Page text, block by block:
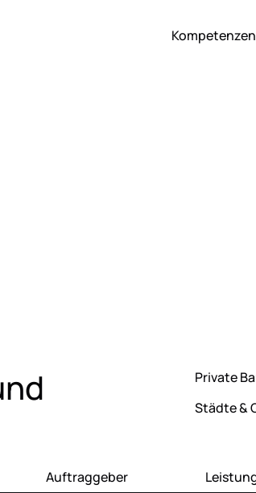
Kompetenzen
Private
Städte &
Auftraggeber